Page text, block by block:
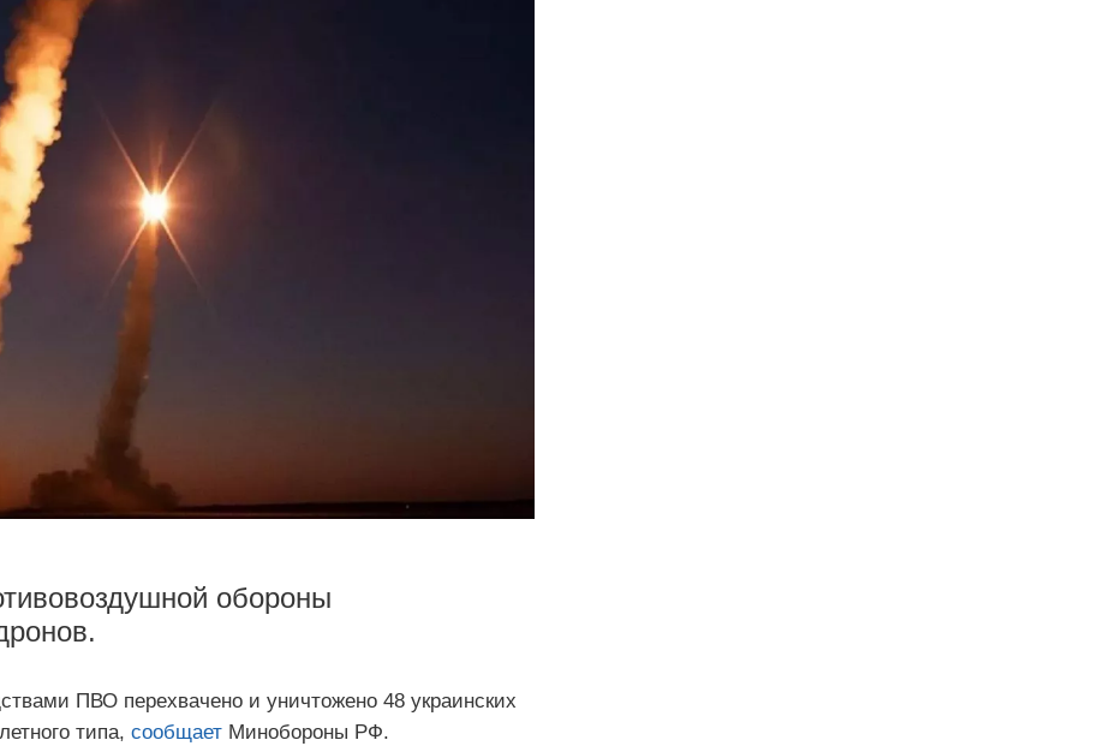
обороны
ПВО перехвачено и уничтожено 48 украинских
типа, сообщаетМинобороны РФ.